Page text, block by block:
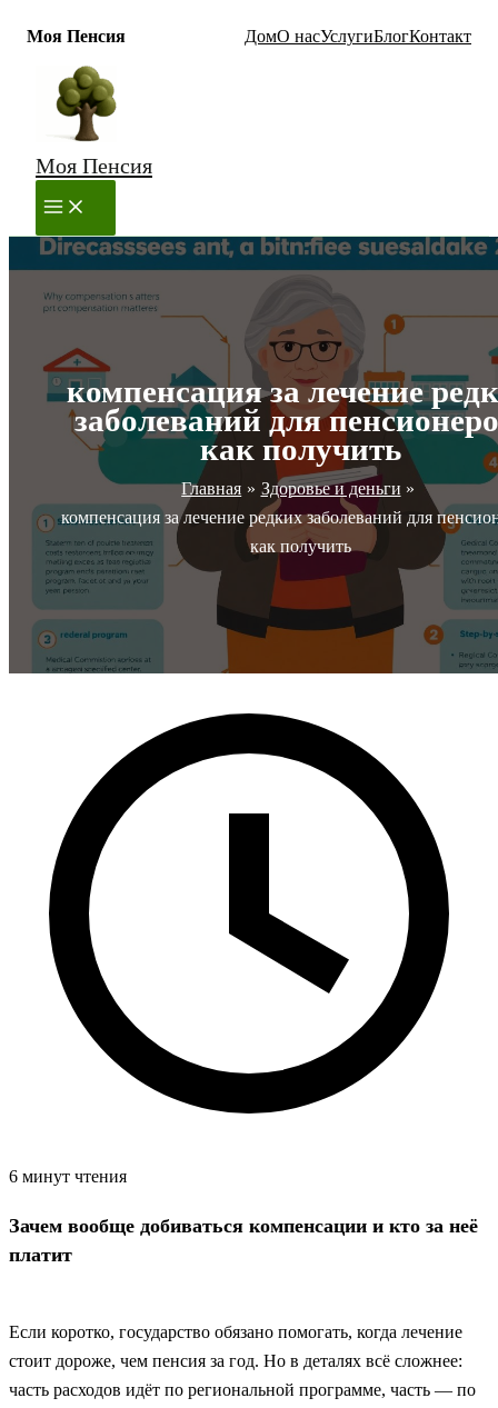
Моя Пенсия ДомО насУслугиБлогКонтакт
Перейти
содержимому
Моя Пенсия
MAIN
MENU
компенсация за лечение
заболеваний для
как получить
Главная
Здоровье и деньги
компенсация за лечение редких заболеваний для
как получить
6 минут чтения
Зачем вообще добиваться компенсации и кто за неё
платит
Если коротко, государство обязано помогать, когда лечение
стоит дороже, чем пенсия за год. Но в деталях всё сложнее:
часть расходов идёт по региональной программе, часть — по